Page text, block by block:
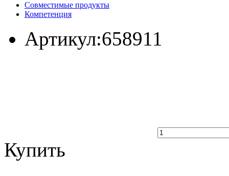
Совместимые продукты
Компетенция
Артикул:658911
Купить